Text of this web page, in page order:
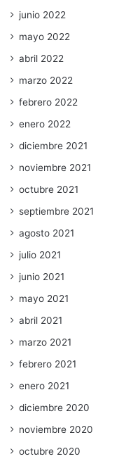
junio 2022
mayo 2022
abril 2022
marzo 2022
febrero 2022
enero 2022
diciembre 2021
noviembre 2021
octubre 2021
septiembre 2021
agosto 2021
julio 2021
junio 2021
mayo 2021
abril 2021
marzo 2021
febrero 2021
enero 2021
diciembre 2020
noviembre 2020
octubre 2020